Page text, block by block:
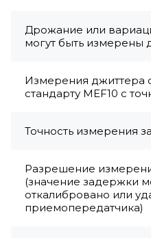
Дрожание или
могут быть измерены
Измерения джиттера
стандарту MEF10 с
Точность измерения
Разрешение
(значение задержки
откалибровано или
приемопередатчика)